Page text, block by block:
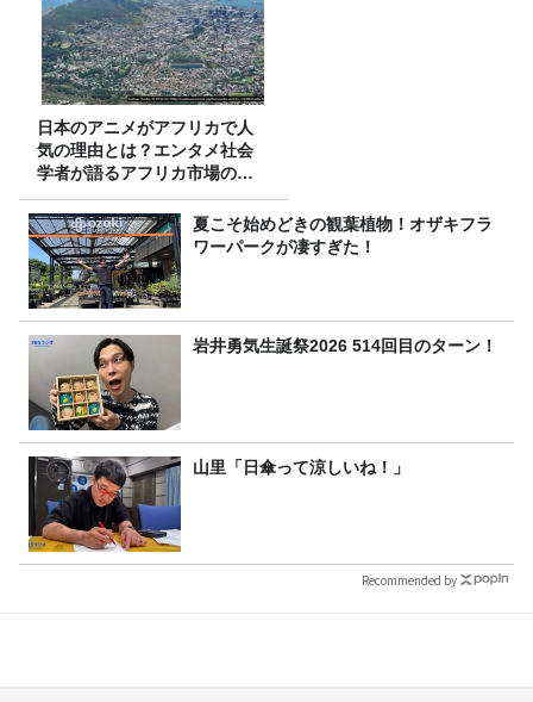
日本のアニメがアフリカで人
気の理由とは？エンタメ社会
学者が語るアフリカ市場のリ
アル
夏こそ始めどきの観葉植物！オザキフラ
ワーパークが凄すぎた！
岩井勇気生誕祭2026 514回目のターン！
山里「日傘って涼しいね！」
Recommended by